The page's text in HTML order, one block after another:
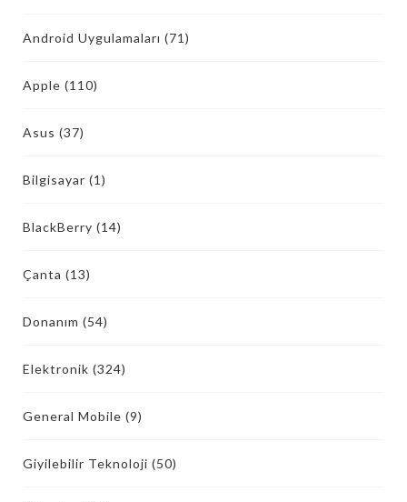
Android Uygulamaları (71)
Apple (110)
Asus (37)
Bilgisayar (1)
BlackBerry (14)
Çanta (13)
Donanım (54)
Elektronik (324)
General Mobile (9)
Giyilebilir Teknoloji (50)